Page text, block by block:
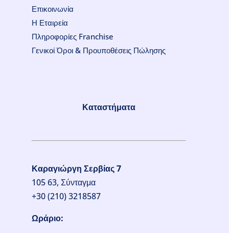
Επικοινωνία
Η Εταιρεία
Πληροφορίες Franchise
Γενικοί Όροι & Προυποθέσεις Πώλησης
Καταστήματα
Καραγιώργη Σερβίας 7
105 63, Σύνταγμα
+30 (210) 3218587
Ωράριο: